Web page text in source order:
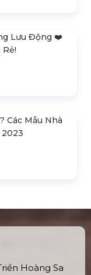
Lưu Động ❤️️
Các Mẫu Nhà
Hoàng Sa